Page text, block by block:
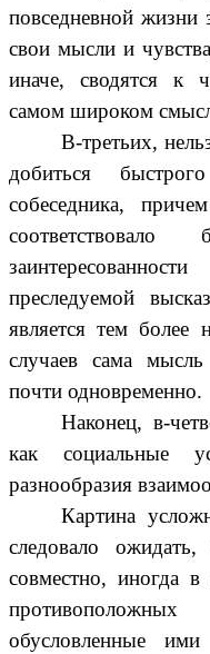
повседневной жизни
свои мысли и
иначе, сводятся к
самом широком
В-третьих,
добиться
собеседника,
преследуемой
является тем более
случаев сама
почти одновременно.
Наконец, в-
как социальные
разнообразия
Картина
следовало
совместно, иногда
обусловленные